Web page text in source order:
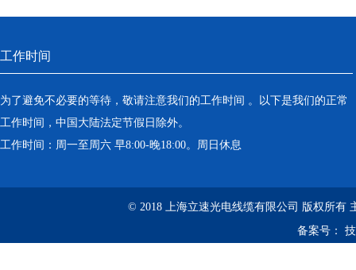
工作时间
为了避免不必要的等待，敬请注意我们的工作时间 。以下是我们的正常
工作时间，中国大陆法定节假日除外。
工作时间：周一至周六 早8:00-晚18:00。周日休息
© 2018 上海立速光电线缆有限公司 版权所有
备案号：